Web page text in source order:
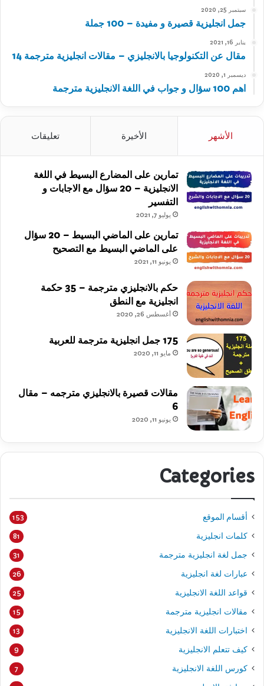
سبتمبر 25, 2020
جمل انجليزية قصيرة و مفيدة – 100 جملة
يناير 16, 2021
مقال عن التكنولوجيا بالانجليزي – مقالات انجليزية مترجمة 14
ديسمبر 1, 2020
اهم 100 سؤال و جواب في اللغة الانجليزية مترجمة
الأشهر الأخيرة تعليقات
تمارين على المضارع البسيط في اللغة
الانجليزية – 20 سؤال مع الاجابات و
التفسير
يوليو 7, 2021
تمارين على الماضي البسيط – 20 سؤال
على الماضي البسيط مع التصحيح
يونيو 11, 2021
حكم بالانجليزي مترجمة – 35 حكمة
انجليزية مع النطق
أغسطس 26, 2020
175 جمل انجليزية مترجمة للعربية
مايو 11, 2020
مقالات قصيرة بالانجليزي مترجمه – مقال
6
يونيو 11, 2020
Categories
أقسام الموقع 153
كلمات انجليزية 81
جمل لغة انجليزية مترجمة 31
عبارات لغة انجليزية 26
قواعد اللغة الانجليزية 25
مقالات انجليزية مترجمة 15
اختبارات اللغة الانجليزية 13
كيف تتعلم الانجليزية 9
كورس اللغة الانجليزية 7